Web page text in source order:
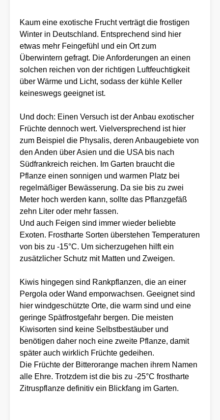
Kaum eine exotische Frucht verträgt die frostigen
Winter in Deutschland. Entsprechend sind hier
etwas mehr Feingefühl und ein Ort zum
Überwintern gefragt. Die Anforderungen an einen
solchen reichen von der richtigen Luftfeuchtigkeit
über Wärme und Licht, sodass der kühle Keller
keineswegs geeignet ist.
Und doch: Einen Versuch ist der Anbau exotischer
Früchte dennoch wert. Vielversprechend ist hier
zum Beispiel die Physalis, deren Anbaugebiete von
den Anden über Asien und die USA bis nach
Südfrankreich reichen. Im Garten braucht die
Pflanze einen sonnigen und warmen Platz bei
regelmäßiger Bewässerung. Da sie bis zu zwei
Meter hoch werden kann, sollte das Pflanzgefäß
zehn Liter oder mehr fassen.
Und auch Feigen sind immer wieder beliebte
Exoten. Frostharte Sorten überstehen Temperaturen
von bis zu -15°C. Um sicherzugehen hilft ein
zusätzlicher Schutz mit Matten und Zweigen.
Kiwis hingegen sind Rankpflanzen, die an einer
Pergola oder Wand emporwachsen. Geeignet sind
hier windgeschützte Orte, die warm sind und eine
geringe Spätfrostgefahr bergen. Die meisten
Kiwisorten sind keine Selbstbestäuber und
benötigen daher noch eine zweite Pflanze, damit
später auch wirklich Früchte gedeihen.
Die Früchte der Bitterorange machen ihrem Namen
alle Ehre. Trotzdem ist die bis zu -25°C frostharte
Zitruspflanze definitiv ein Blickfang im Garten.